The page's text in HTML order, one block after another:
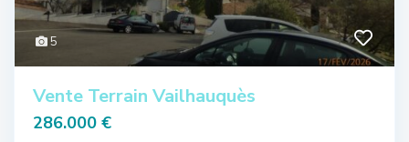
5
Vente Terrain Vailhauquès
286.000 €